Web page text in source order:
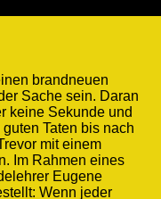
brandneuen
Sache sein. Daran
keine Sekunde und
Taten bis nach
mit einem
Im Rahmen eines
Eugene
Wenn jeder